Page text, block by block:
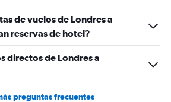
de vuelos de Londres a
reservas de hotel?
directos de Londres a
preguntas frecuentes